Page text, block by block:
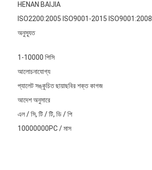
HENAN BAIJIA
ISO2200:2005 ISO9001-2015 ISO9001:2008
অনুস্যূত
1-10000 পিসি
আলোচনাযোগ্য
প্যালেট সঙ্কুচিত ছায়াছবির শক্ত কাগজ
আদেশ অনুসারে
এল / সি, টি / টি, ডি / পি
10000000PC / মাস